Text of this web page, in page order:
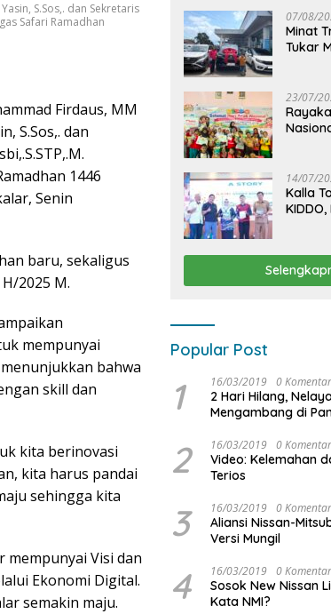
S.Sos,. dan Sekretaris
Safari Ramadhan
Firdaus, MM
S.Sos,. dan
1446
Senin
baru, sekaligus
2025 M.
mempunyai
bahwa
skill dan
kita berinovasi
kita harus pandai
sehingga kita
mempunyai Visi dan
Ekonomi Digital.
semakin maju.
07/08/
Minat
Tukar
23/07/
Dunia
KIDDO
14/07/
Kalla
dan
Popular Post
1 16/03/2019 0 Komentar
2 Hari Hilang,
Mengambang di
2 16/03/2019 0 Komentar
Video: Kelemahan
Terios
3 16/03/2019 0 Komentar
Aliansi Nissan-
Versi Mungil
4 16/03/2019 0 Komentar
Sosok New Nissan
Kata NMI?